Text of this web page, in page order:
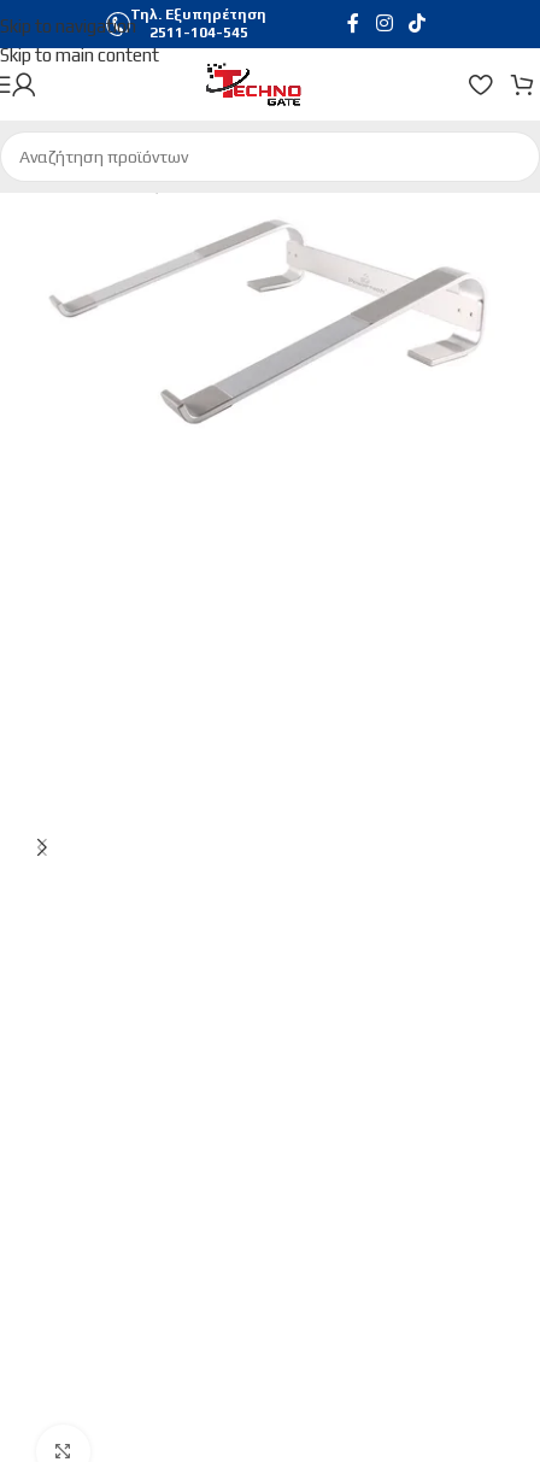
Skip to navigation
Skip to main content
Τηλ. Εξυπηρέτηση
2511-104-545
Αρχική σελίδα/Αξεσουάρ Laptop/Βάσεις | Coolers Laptop